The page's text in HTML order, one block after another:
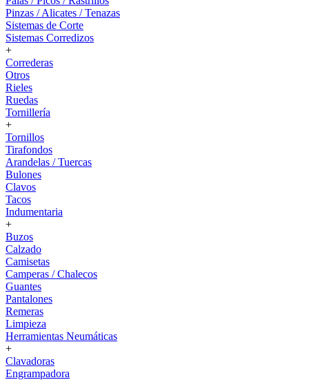
Pinzas / Alicates / Tenazas
Sistemas de Corte
Sistemas Corredizos
+
Correderas
Otros
Rieles
Ruedas
Tornillería
+
Tornillos
Tirafondos
Arandelas / Tuercas
Bulones
Clavos
Tacos
Indumentaria
+
Buzos
Calzado
Camisetas
Camperas / Chalecos
Guantes
Pantalones
Remeras
Limpieza
Herramientas Neumáticas
+
Clavadoras
Engrampadora